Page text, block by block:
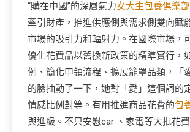
“購在中國”的深層氣力女大生包養俱樂部
牽引財產，推進供應側與需求側雙向賦
市場的吸引力和輻射力。在國際市場，
優化花費品以舊換新政策的精準實行，
例、簡化申領流程、擴展籠罩品類，「
的臉抽動了一下，她對「愛」這個詞的
情感比例對等。有用推進商品花費的包
與進級。不只安慰car 、家電等大批花